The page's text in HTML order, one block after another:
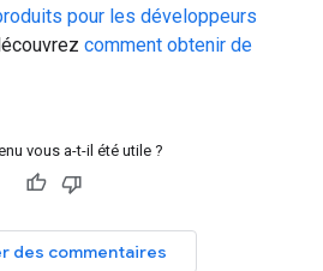
pour les développeurs
comment obtenir de
vous a-t-il été utile ?
des commentaires